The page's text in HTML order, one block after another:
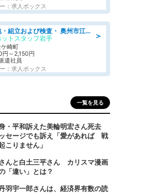
：求人ボックス
＞
製品の梱包・組立および検査・ 奥州市江刺/大手企業で長期安定 梱包・検査・組立/半年経過毎に5万円の報奨金有
トスタッフ岩手
崎町
円～2,150円
遣社員
：求人ボックス
一覧を見る
・平和訴えた美輪明宏さん死去
セージでも訴え「愛があれば 戦
こりません」
んと白土三平さん カリスマ漫画
「違い」とは？
羽宇一郎さんは、経済界有数の読